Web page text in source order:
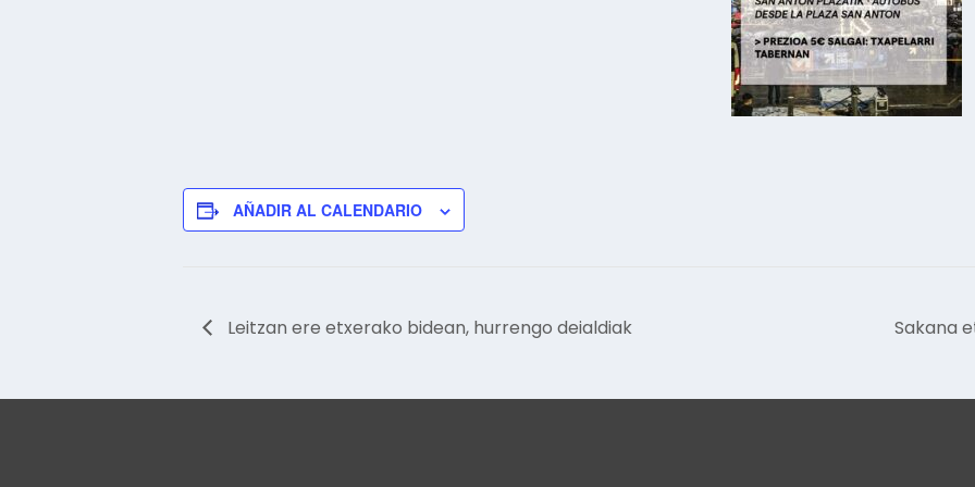
AÑADIR AL CALENDARIO
Leitzan ere etxerako bidean, hurrengo deialdiak Sakana